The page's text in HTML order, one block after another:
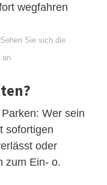
wegfahren
Sehen Sie sich die
an
Wer sein
sofortigen
oder
zum Ein- o.